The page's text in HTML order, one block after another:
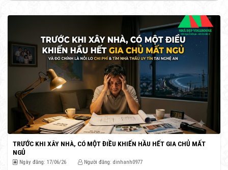
TRƯỚC KHI XÂY NHÀ, CÓ MỘT ĐIỀU KHIẾN HẦU HẾT GIA CHỦ MẤT
NGỦ
Ngày đăng: 17/06/26 Người đăng: dinhanh0977